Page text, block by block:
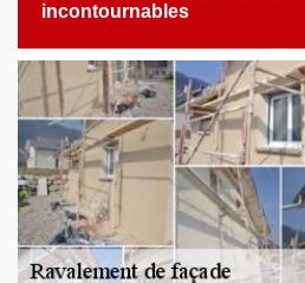
incontournables